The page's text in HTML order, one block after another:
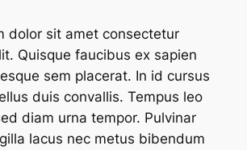
dolor sit amet consectetur
Quisque faucibus ex sapien
sem placerat. In id cursus
duis convallis. Tempus leo
diam urna tempor. Pulvinar
lacus nec metus bibendum